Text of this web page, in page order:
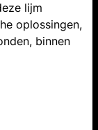
lijm
oplossingen,
binnen